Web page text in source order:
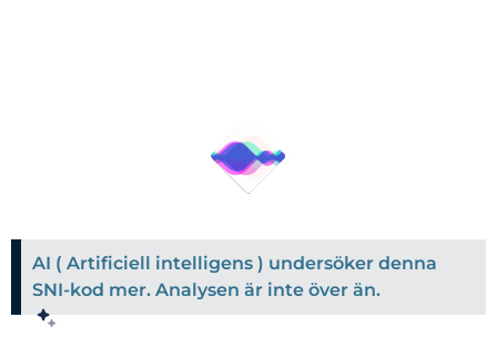
AI ( Artificiell intelligens ) undersöker denna
SNI-kod mer. Analysen är inte över än.